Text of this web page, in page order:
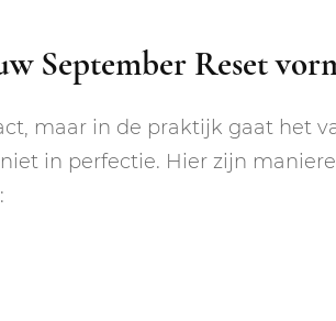
September Reset
maar in de praktijk gaat het
in perfectie. Hier zijn